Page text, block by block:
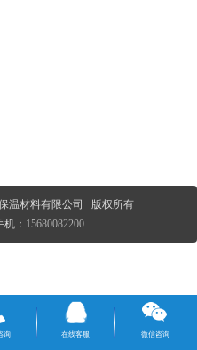
温材料有限公司 版权所有
机： 15680082200
询 在线客服 微信咨询